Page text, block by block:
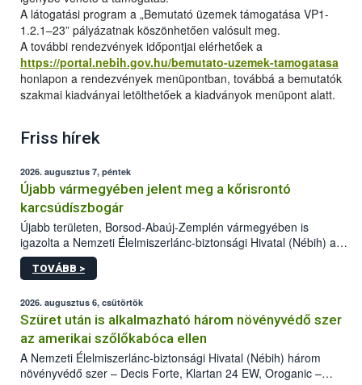
A látogatási program a „Bemutató üzemek támogatása VP1-
1.2.1–23” pályázatnak köszönhetően valósult meg.
A további rendezvények időpontjai elérhetőek a
https://portal.nebih.gov.hu/bemutato-uzemek-tamogatasa
honlapon a rendezvények menüpontban, továbbá a bemutatók
szakmai kiadványai letölthetőek a kiadványok menüpont alatt.
Friss hírek
2026. augusztus 7, péntek
Újabb vármegyében jelent meg a kőrisrontó
karcsúdíszbogár
Újabb területen, Borsod-Abaúj-Zemplén vármegyében is
igazolta a Nemzeti Élelmiszerlánc-biztonsági Hivatal (Nébih) a
kőrisrontó karcsúdíszbogár (Agrilus planipennis) jelenlétét. A
kártevőt nem csak színcsapdában találták meg, de már fertőzött
az intenzív felderítést, emellett az intézkedéseket a szlovák
hatósággal is összehangolják a terjedés megállítása érdekében.
TOVÁBB >
2026. augusztus 6, csütörtök
Szüret után is alkalmazható három növényvédő szer
az amerikai szőlőkabóca ellen
A Nemzeti Élelmiszerlánc-biztonsági Hivatal (Nébih) három
növényvédő szer – Decis Forte, Klartan 24 EW, Oroganic –